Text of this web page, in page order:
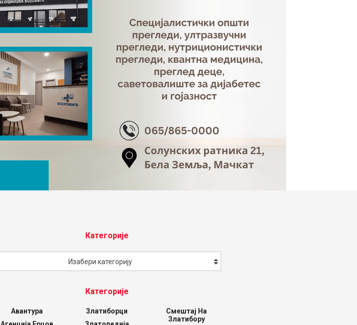
Категорије
Изабери категорију
Категорије
Авантура
Златиборци
Смештај На
Златибору